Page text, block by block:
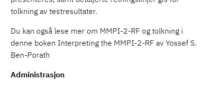
tolkning av testresultater.
Du kan også lese mer om MMPI-2-RF og tolkning i
denne boken Interpreting the MMPI-2-RF av Yossef S.
Ben-Porath
Administrasjon